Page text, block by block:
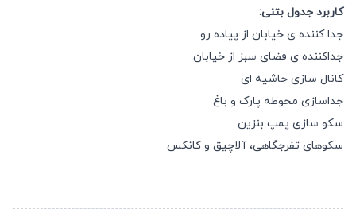
کاربرد جدول بتنی:
جدا کننده ی خیابان از پیاده رو
جداکننده ی فضای سبز از خیابان
کانال سازی حاشیه ای
جداسازی محوطه پارک و باغ
سکو سازی پمپ بنزین
سکوهای تفرجگاهی، آلاچیق و کانکس